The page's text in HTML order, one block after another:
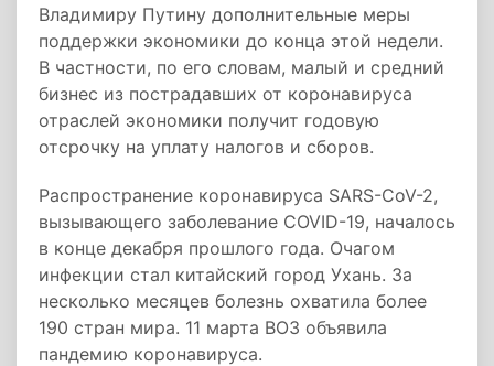
Владимиру Путину дополнительные меры
поддержки экономики до конца этой недели.
В частности, по его словам, малый и средний
бизнес из пострадавших от коронавируса
отраслей экономики получит годовую
отсрочку на уплату налогов и сборов.
Распространение коронавируса SARS-CoV-2,
вызывающего заболевание COVID-19, началось
в конце декабря прошлого года. Очагом
инфекции стал китайский город Ухань. За
несколько месяцев болезнь охватила более
190 стран мира. 11 марта ВОЗ объявила
пандемию коронавируса.